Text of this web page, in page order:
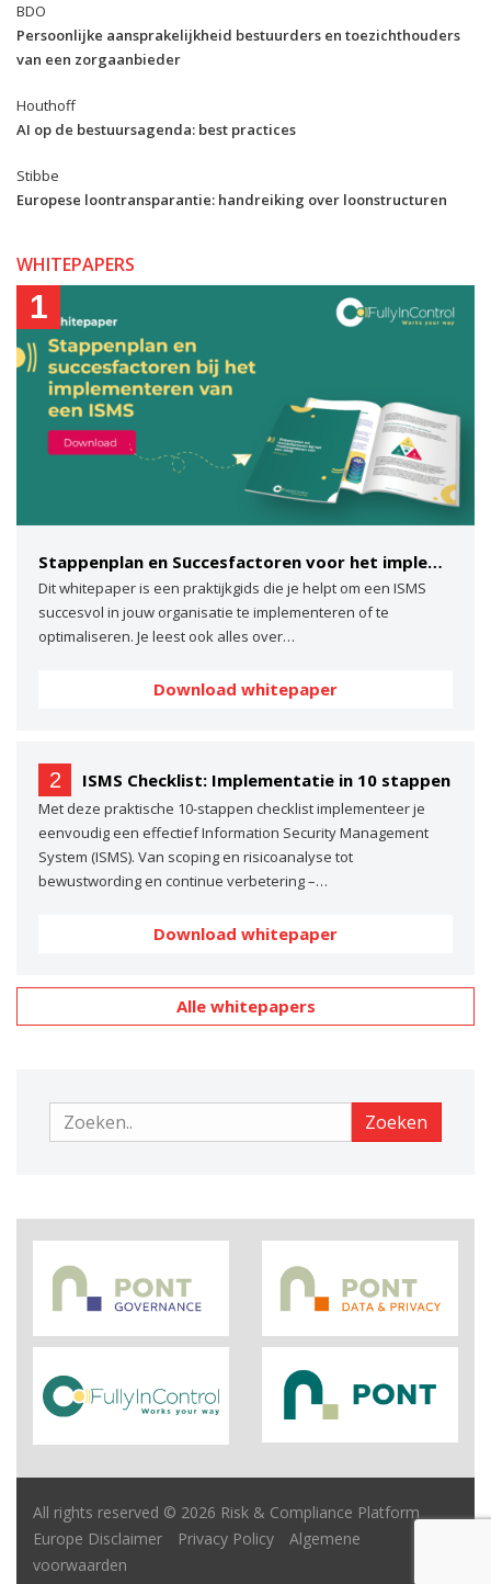
BDO
Persoonlijke aansprakelijkheid bestuurders en toezichthouders
van een zorgaanbieder
Houthoff
AI op de bestuursagenda: best practices
Stibbe
Europese loontransparantie: handreiking over loonstructuren
WHITEPAPERS
1
Stappenplan en Succesfactoren voor het implementeren van een ISMS
Dit whitepaper is een praktijkgids die je helpt om een ISMS
succesvol in jouw organisatie te implementeren of te
optimaliseren. Je leest ook alles over…
Download whitepaper
2 ISMS Checklist: Implementatie in 10 stappen
Met deze praktische 10-stappen checklist implementeer je
eenvoudig een effectief Information Security Management
System (ISMS). Van scoping en risicoanalyse tot
bewustwording en continue verbetering –…
Download whitepaper
Alle whitepapers
Zoeken Zoeken
All rights reserved © 2026 Risk & Compliance Platform
Europe Disclaimer Privacy Policy
Algemene
voorwaarden